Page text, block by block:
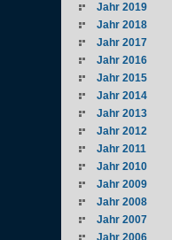
Jahr 2019
Jahr 2018
Jahr 2017
Jahr 2016
Jahr 2015
Jahr 2014
Jahr 2013
Jahr 2012
Jahr 2011
Jahr 2010
Jahr 2009
Jahr 2008
Jahr 2007
Jahr 2006